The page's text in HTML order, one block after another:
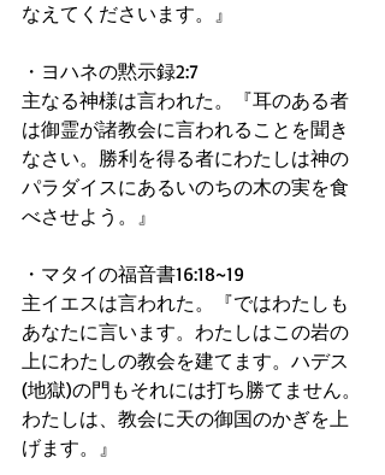
なえてくださいます。』
・ヨハネの黙示録2:7
主なる神様は言われた。『耳のある者
は御霊が諸教会に言われることを聞き
なさい。勝利を得る者にわたしは神の
パラダイスにあるいのちの木の実を食
べさせよう。』
・マタイの福音書16:18~19
主イエスは言われた。『ではわたしも
あなたに言います。わたしはこの岩の
上にわたしの教会を建てます。ハデス
(地獄)の門もそれには打ち勝てません。
わたしは、教会に天の御国のかぎを上
げます。』